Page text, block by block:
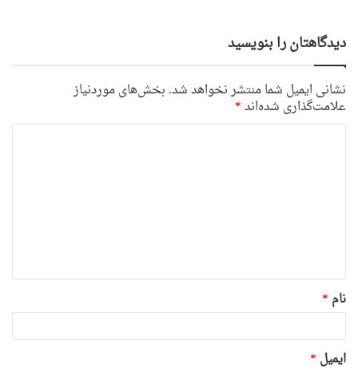
دیدگاهتان را بنویسید
نشانی ایمیل شما منتشر نخواهد شد. بخش‌های موردنیاز
علامت‌گذاری شده‌اند*
*
نام *
ایمیل *